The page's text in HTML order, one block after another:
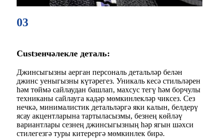
03
Custзенчәлекле деталь:
Джинсыгызны аерган персональ детальләр белән
джинс уеныгызны күтәрегез. Уникаль кесә стильләрен
һәм төймә сайлаудан башлап, махсус тегү һәм борчулы
техниканы сайлауга кадәр мөмкинлекләр чиксез. Сез
нечкә, минималистик детальләргә яки калын, белдерү
ясау акцентларына тартыласызмы, безнең көйләү
вариантлары сезнең джинсыгызның һәр ягын шәхси
стилегезгә туры китерергә мөмкинлек бирә.